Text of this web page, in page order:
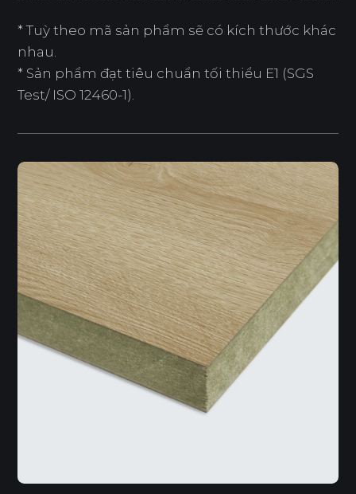
* Tuỳ theo mã sản phẩm sẽ có kích thước khác
nhau.
* Sản phẩm đạt tiêu chuẩn tối thiểu E1 (SGS
Test/ ISO 12460-1).